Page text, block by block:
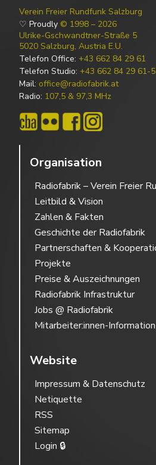
Verein Freier Rundfunk Salzburg
♡ Proudly © 1998 – 2026
Ulrike-Gschwandtner-Straße 5
5020 Salzburg, Austria E.U.
Telefon Office: +43 662 84 29 61
Telefon Studio: +43 662 84 29 61-
Mail: office@radiofabrik.at
Radio: 107,5 & 97,3 MHz
Organisation
Radiofabrik – Verein Freier
Leitbild & Vision
Zahlen & Fakten
Geschichte der Radiofabrik
Partnerschaften &
Projekte
Preise & Auszeichnungen
Radiofabrik Infrastruktur
Jobs @ Radiofabrik
Mitarbeiter:innen-Information
Website
Impressum & Datenschutz
Netiquette
RSS
Sitemap
Login 🔒